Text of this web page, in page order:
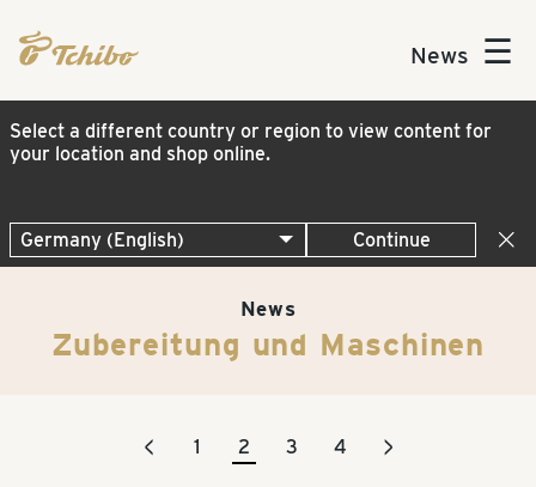
News ☰
Select a different country or region to view content for
your location and shop online.
Continue
News
Zubereitung und Maschinen
< 1 2 3 4 >